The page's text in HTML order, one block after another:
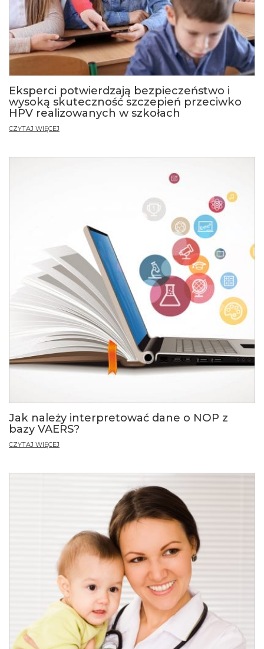
Eksperci potwierdzają bezpieczeństwo i
wysoką skuteczność szczepień przeciwko
HPV realizowanych w szkołach
CZYTAJ WIĘCEJ
Jak należy interpretować dane o NOP z
bazy VAERS?
CZYTAJ WIĘCEJ